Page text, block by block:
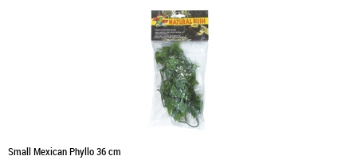
Small Mexican Phyllo 36 cm